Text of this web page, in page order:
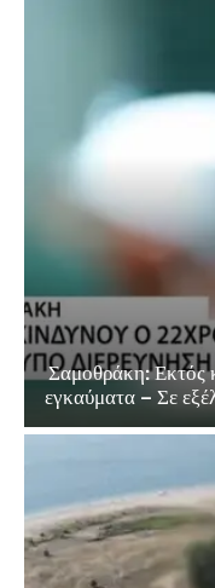
Σαμοθράκη: Εκτός
εγκαύματα – Σε